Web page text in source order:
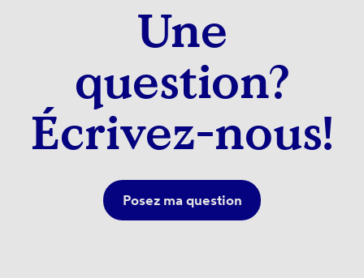
Une
question?
Écrivez-nous!
Posez ma question